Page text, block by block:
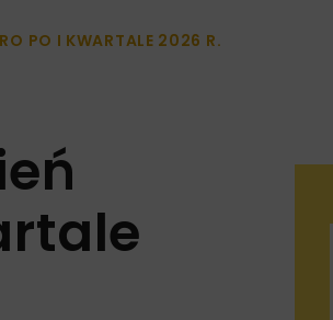
PO I KWARTALE 2026 R.